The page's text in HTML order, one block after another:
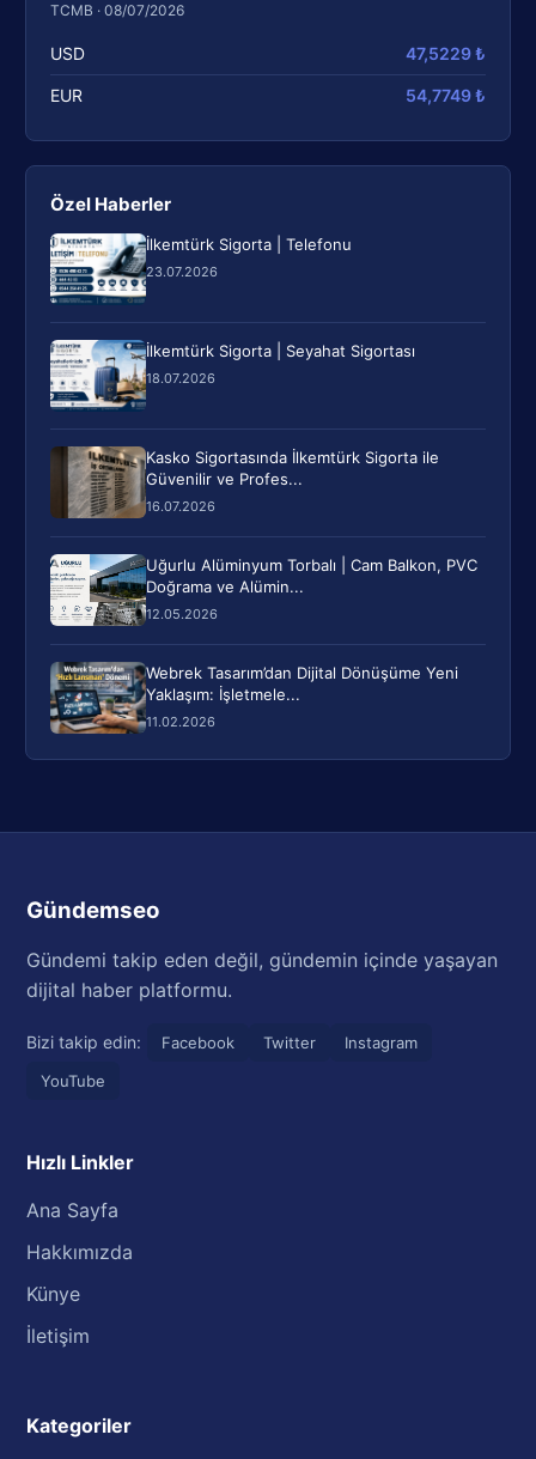
TCMB · 08/07/2026
USD 47,5229 ₺
EUR 54,7749 ₺
Özel Haberler
İlkemtürk Sigorta | Telefonu
23.07.2026
İlkemtürk Sigorta | Seyahat Sigortası
18.07.2026
Kasko Sigortasında İlkemtürk Sigorta ile
Güvenilir ve Profes...
16.07.2026
Uğurlu Alüminyum Torbalı | Cam Balkon, PVC
Doğrama ve Alümin...
12.05.2026
Webrek Tasarım’dan Dijital Dönüşüme Yeni
Yaklaşım: İşletmele...
11.02.2026
Gündemseo
Gündemi takip eden değil, gündemin içinde yaşayan
dijital haber platformu.
Bizi takip edin: Facebook Twitter
Instagram
YouTube
Hızlı Linkler
Ana Sayfa
Hakkımızda
Künye
İletişim
Kategoriler